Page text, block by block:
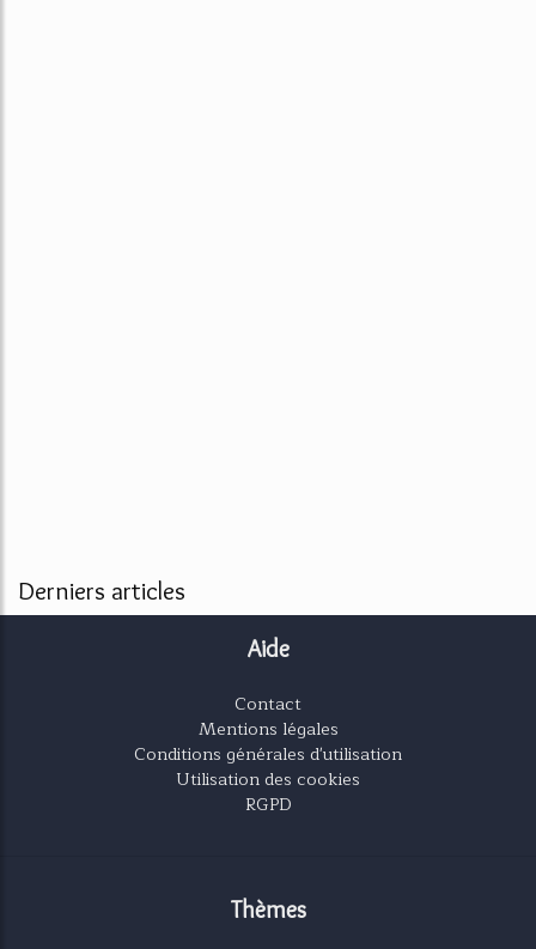
Derniers articles
Aide
Contact
Mentions légales
Conditions générales d'utilisation
Utilisation des cookies
RGPD
Thèmes